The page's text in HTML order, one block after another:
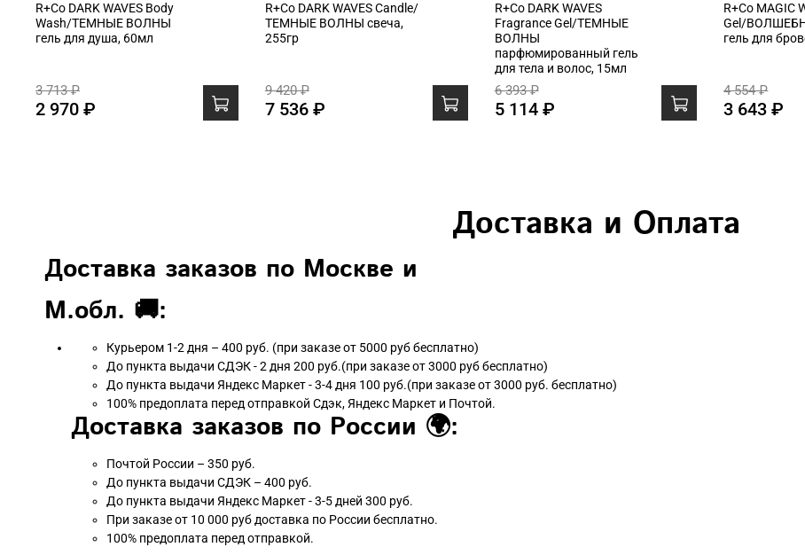
R+Co DARK WAVES Body
Wash/ТЕМНЫЕ ВОЛНЫ
гель для душа, 60мл
3 713 ₽
2 970 ₽
R+Co DARK WAVES Candle/
ТЕМНЫЕ ВОЛНЫ свеча,
255гр
9 420 ₽
7 536 ₽
R+Co DARK WAVES
Fragrance Gel/ТЕМНЫЕ
ВОЛНЫ
парфюмированный гель
для тела и волос, 15мл
6 393 ₽
5 114 ₽
R+Co MAGIC
Gel/
гель для
4 554 ₽
3 643 ₽
Доставка и Оплата
Доставка заказов по Москве и
М.обл. 🚚:
Курьером 1-2 дня – 400 руб. (при заказе от 5000 руб бесплатно)
До пункта выдачи СДЭК - 2 дня 200 руб.(при заказе от 3000 руб бесплатно)
До пункта выдачи Яндекс Маркет - 3-4 дня 100 руб.(при заказе от 3000 руб. бесплатно)
100% предоплата перед отправкой Сдэк, Яндекс Маркет и Почтой.
Доставка заказов по России 🌍:
Почтой России – 350 руб.
До пункта выдачи СДЭК – 400 руб.
До пункта выдачи Яндекс Маркет - 3-5 дней 300 руб.
При заказе от 10 000 руб доставка по России бесплатно.
100% предоплата перед отправкой.